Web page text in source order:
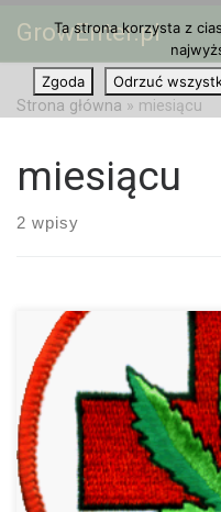
Przejdź do treści
GrowEnter.pl
Strona główna » miesiącu
miesiącu
2 wpisy
W Bydgoszczy zostanie
wykorzystaniem
skuteczność w leczeniu
pacjentów, którzy wezmą
Ta strona korzysta z
Zgoda
Odrzuć